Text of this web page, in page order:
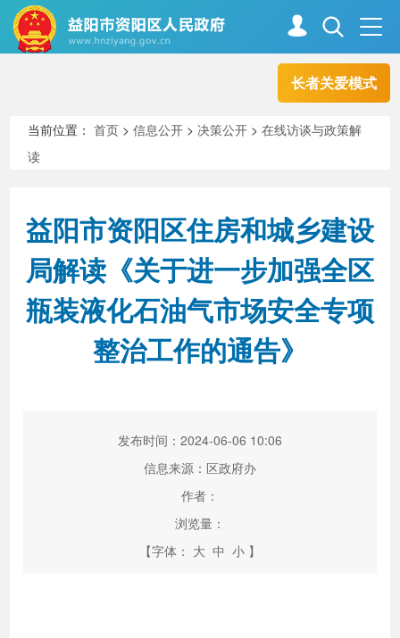
长者关爱模式
走进资阳
新闻中心 解读回应
政务服务 互动交流
当前位置：首页 >信息公开 >决策公开 >在线访谈与政策解
读
益阳市资阳区住房和城乡建设
局解读《关于进一步加强全区
瓶装液化石油气市场安全专项
整治工作的通告》
发布时间：2024-06-06 10:06
信息来源：区政府办
作者：
浏览量：
【字体： 大 中 小 】